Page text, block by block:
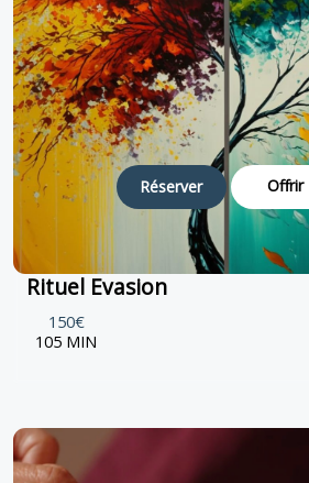
Réserver Offrir
Rituel Evasion
150€
105 MIN